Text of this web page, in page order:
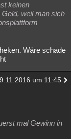
keinen
weil man sich
Wäre schade
um 11:45
mal Gewinn in